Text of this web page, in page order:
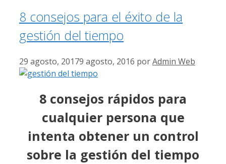
8 consejos para el éxito de la
gestión del tiempo
29 agosto, 20179 agosto, 2016 porAdmin Web
8 consejos rápidos para
cualquier persona que
intenta obtener un control
sobre la gestión del tiempo